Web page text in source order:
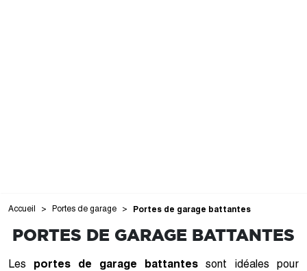
Accueil Portes de garage Portes de garage battantes
PORTES DE GARAGE BATTANTES
Les portes de garage battantes sont idéales pour